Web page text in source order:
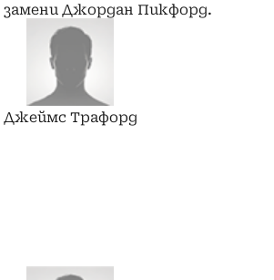
Джордан Пикфорд.
Джеймс Трафорд